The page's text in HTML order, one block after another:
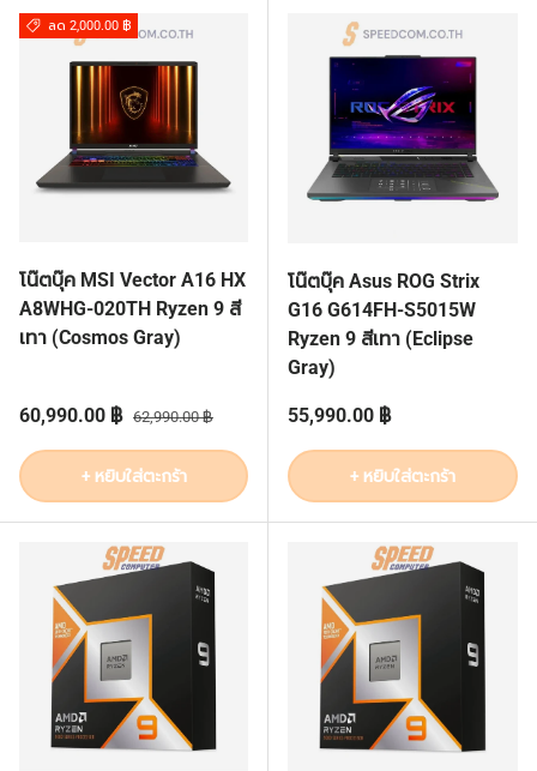
ลด 2,000.00 ฿
โน๊ตบุ๊ค MSI Vector A16 HX
A8WHG-020TH Ryzen 9 สี
เทา (Cosmos Gray)
ราคาส่วนลด
60,990.00 ฿ ราคาปกติ
62,990.00 ฿
+ หยิบใส่ตะกร้า
โน๊ตบุ๊ค Asus ROG Strix
G16 G614FH-S5015W
Ryzen 9 สีเทา (Eclipse
Gray)
ราคาปกติ
55,990.00 ฿
+ หยิบใส่ตะกร้า